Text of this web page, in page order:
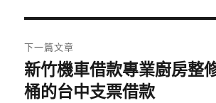
覽
文
章:
下一篇文章
下
一
新竹機車借款專業廚房整
桶的台中支票借款